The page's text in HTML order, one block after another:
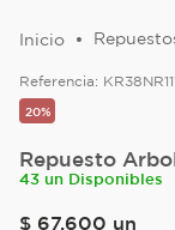
Referencia:
20%
Repuesto
43 un Disponibles
$ 67.600 un